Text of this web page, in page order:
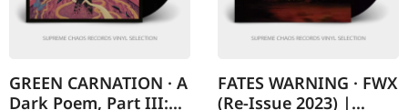
GREEN CARNATION · A
Dark Poem, Part III:
FATES WARNING · FWX
(Re-Issue 2023) |